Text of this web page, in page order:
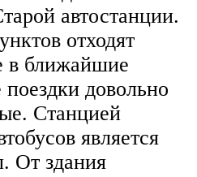
автостанции.
отходят
в ближайшие
довольно
Станцией
является
От здания